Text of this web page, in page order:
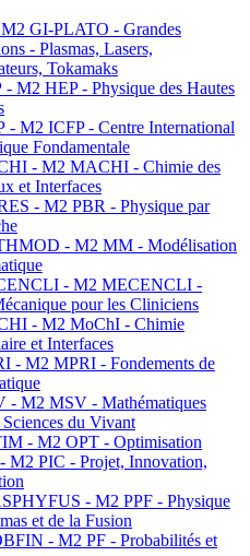
GI-PLATO - Grandes
- Plasmas, Lasers,
Tokamaks
M2 HEP - Physique des Hautes
- M2 ICFP - Centre International
Fondamentale
- M2 MACHI - Chimie des
et Interfaces
- M2 PBR - Physique par
- M2 MM - Modélisation
- M2 MECENCLI -
pour les Cliniciens
- M2 MoChI - Chimie
et Interfaces
- M2 MPRI - Fondements de
- M2 MSV - Mathématiques
du Vivant
- M2 OPT - Optimisation
M2 PIC - Projet, Innovation,
- M2 PPF - Physique
et de la Fusion
- M2 PF - Probabilités et